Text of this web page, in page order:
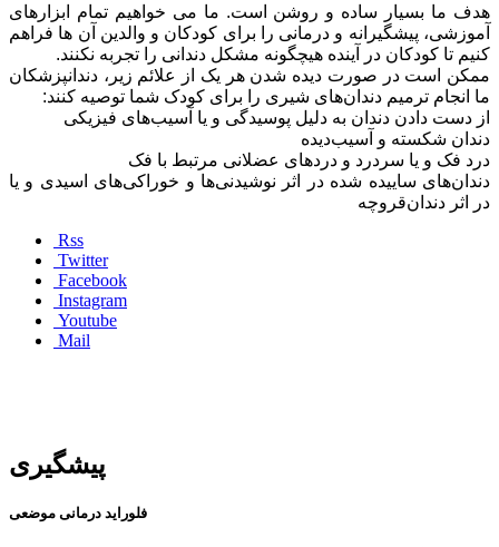
هدف ما بسیار ساده و روشن است. ما می خواهیم تمام ابزارهای
آموزشی، پیشگیرانه و درمانی را برای کودکان و والدین آن ها فراهم
کنیم تا کودکان در آینده هیچگونه مشکل دندانی را تجربه نکنند.
ممکن است در صورت دیده شدن هر یک از علائم زیر، دندانپزشکان
ما انجام ترمیم دندان‌های شیری را برای کودک شما توصیه کنند:
از دست دادن دندان به دلیل پوسیدگی و یا آسیب‌های فیزیکی
دندان شکسته و آسیب‌دیده
درد فک و یا سردرد و دردهای عضلانی مرتبط با فک
دندان‌های ساییده شده در اثر نوشیدنی‌ها و خوراکی‌های اسیدی و یا
در اثر دندان‌قروچه
Rss
Twitter
Facebook
Instagram
Youtube
Mail
پیشگیری
فلوراید درمانی موضعی